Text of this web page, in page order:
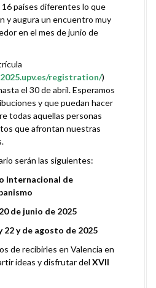
países diferentes lo que
y augura un encuentro muy
en el mes de junio de
registration/)
el 30 de abril. Esperamos
y que puedan hacer
todas aquellas personas
que afrontan nuestras
serán las siguientes:
Internacional de
de junio de 2025
22 y de agosto de 2025
de recibirles en Valencia en
ideas y disfrutar del XVII